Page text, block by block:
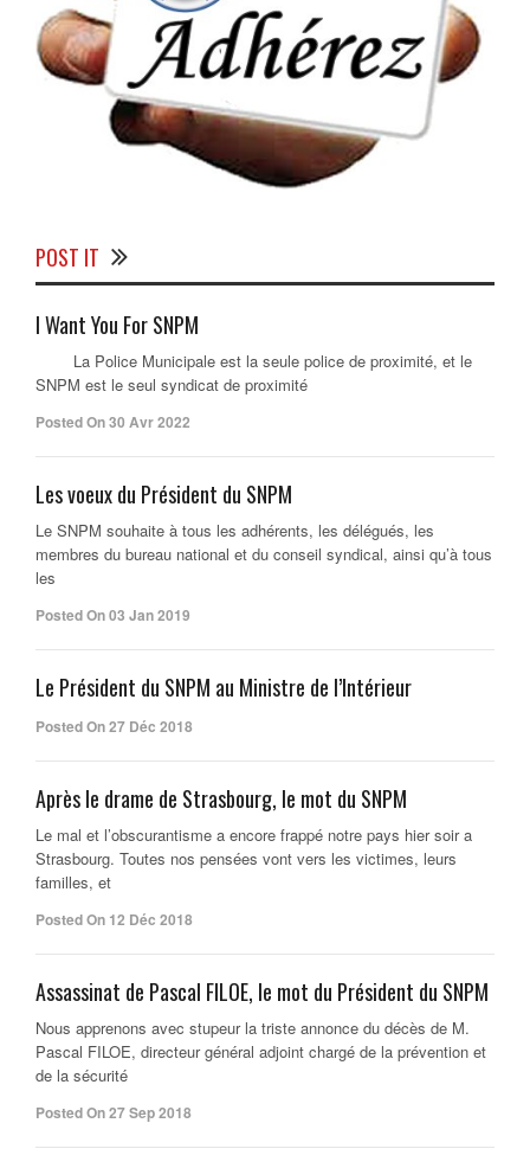
POST IT
I Want You For SNPM
La Police Municipale est la seule police de proximité, et le
SNPM est le seul syndicat de proximité
Posted On 30 Avr 2022
Les voeux du Président du SNPM
Le SNPM souhaite à tous les adhérents, les délégués, les
membres du bureau national et du conseil syndical, ainsi qu’à tous
les
Posted On 03 Jan 2019
Le Président du SNPM au Ministre de l’Intérieur
Posted On 27 Déc 2018
Après le drame de Strasbourg, le mot du SNPM
Le mal et l’obscurantisme a encore frappé notre pays hier soir a
Strasbourg. Toutes nos pensées vont vers les victimes, leurs
familles, et
Posted On 12 Déc 2018
Assassinat de Pascal FILOE, le mot du Président du SNPM
Nous apprenons avec stupeur la triste annonce du décès de M.
Pascal FILOE, directeur général adjoint chargé de la prévention et
de la sécurité
Posted On 27 Sep 2018